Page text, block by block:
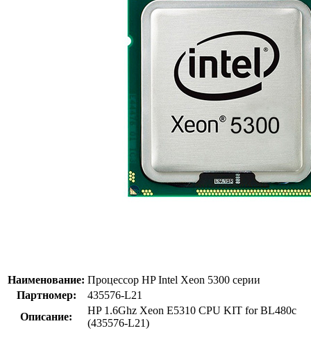
Наименование: Процессор HP Intel Xeon 5300 серии
Партномер:
435576-L21
Описание:
HP 1.6Ghz Xeon E5310 CPU KIT for BL480c
(435576-L21)